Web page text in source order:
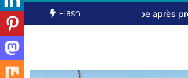
Flash
après près de huit mois de captivité